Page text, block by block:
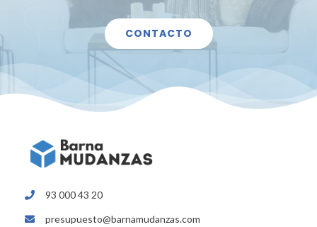
CONTACTO
93 000 43 20
presupuesto@barnamudanzas.com